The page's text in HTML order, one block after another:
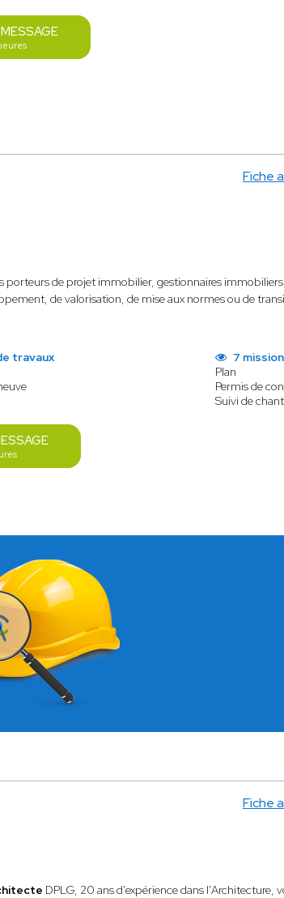
Fiche
porteurs de projet immobilier, gestionnaires
de valorisation, de mise aux normes ou de
travaux
7
Plan
Permis de
Suivi de
Fiche
DPLG, 20 ans d'expérience dans l'Architecture,